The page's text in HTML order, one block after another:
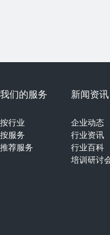
我们的服务
按行业
按服务
推荐服务
新闻资讯
企业动态
行业资讯
行业百科
培训研讨